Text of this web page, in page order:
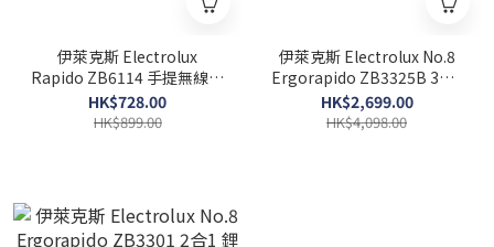
伊萊克斯 Electrolux
Rapido ZB6114 手提無線吸
塵機 鋼鐵灰色 香港行貨
HK$728.00
HK$899.00
伊萊克斯 Electrolux No.8
Ergorapido ZB3325B 3合1
鋰電動力無線吸塵機 珍珠白
香港行貨
HK$2,699.00
HK$4,098.00